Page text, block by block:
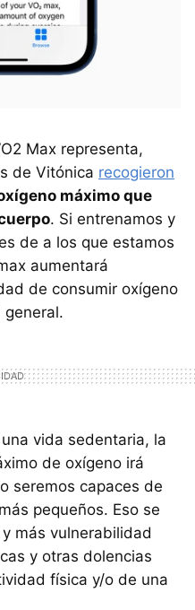
Max representa,
de Vitónica recogieron
máximo que
. Si entrenamos y
de a los que estamos
aumentará
de consumir oxígeno
vida sedentaria, la
de oxígeno irá
seremos capaces de
pequeños. Eso se
más vulnerabilidad
y otras dolencias
física y/o de una